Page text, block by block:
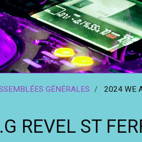
GÉNÉRALES 2024 WE
REVEL ST